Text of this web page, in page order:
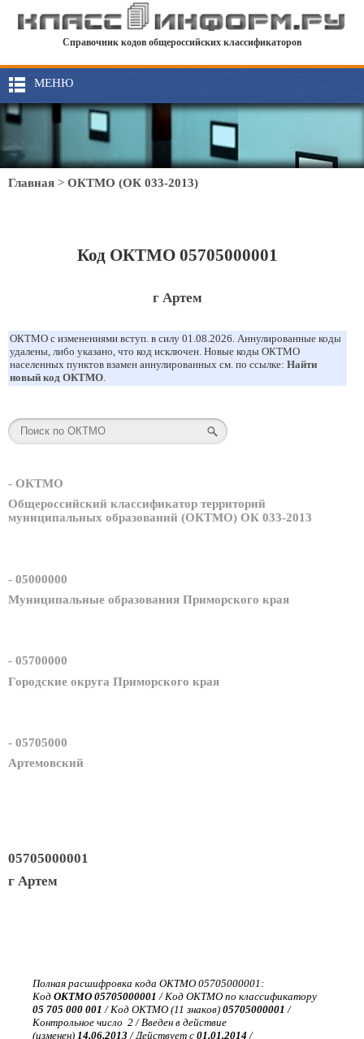
Справочник кодов общероссийских классификаторов
МЕНЮ
Главная > ОКТМО (ОК 033-2013)
Код ОКТМО 05705000001
г Артем
ОКТМО с изменениями вступ. в силу 01.08.2026. Аннулированные коды
удалены, либо указано, что код исключен. Новые коды ОКТМО
населенных пунктов взамен аннулированных см. по ссылке: Найти
новый код ОКТМО.
- ОКТМО
Общероссийский классификатор территорий
муниципальных образований (ОКТМО) ОК 033-2013
- 05000000
Муниципальные образования Приморского края
- 05700000
Городские округа Приморского края
- 05705000
Артемовский
05705000001
г Артем
Полная расшифровка кода ОКТМО 05705000001:
Код ОКТМО 05705000001 / Код ОКТМО по классификатору
05 705 000 001 / Код ОКТМО (11 знаков) 05705000001 /
Контрольное число 2 / Введен в действие
(изменен) 14.06.2013 / Действует с 01.01.2014 /